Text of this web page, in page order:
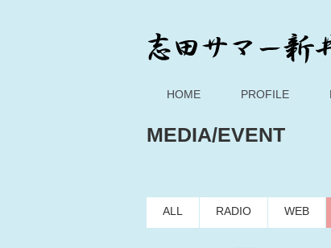
HOME PROFILE
MEDIA/EVENT
ALL RADIO WEB